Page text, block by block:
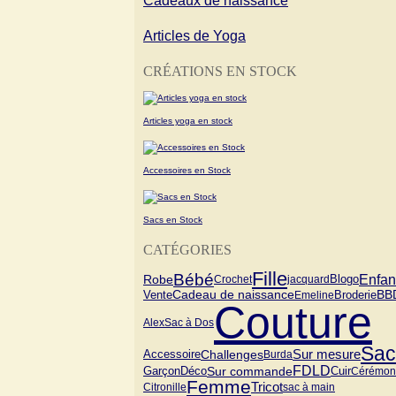
Articles de Yoga
CRÉATIONS EN STOCK
Articles yoga en stock
Accessoires en Stock
Sacs en Stock
CATÉGORIES
RobeBébéCrochetFillejacquard Blogo
VenteCadeau de naissanceEmeline Broderie
AlexSac à DosCouture
AccessoireChallengesBurdaSur mesureSac
GarçonDécoSur commandeFDLDCuir
CitronilleFemmeTricotsac à main